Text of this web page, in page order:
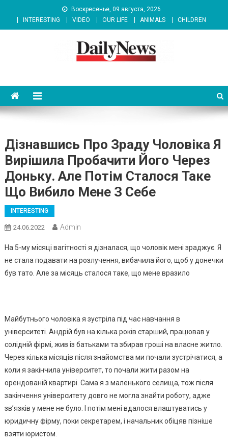
content
Воскресенье, 09 августа, 2026
INTERESTING
VIDEO OUR LIFE ANIMALS CHILDREN
Дізнавшись Про Зраду Чоловіка Я
Вирішила Пробачити Його Через
Доньку. Але Потім Сталося Таке
Що Вибило Мене З Себе
INTERESTING
24.06.2022 Admin
На 5-му місяці вагітності я дізналася, що чоловік мені зраджує. Я
не стала подавати на розлучення, вибачила його, щоб у донечки
був тато. Але за місяць сталося таке, що мене вразило
Майбутнього чоловіка я зустріла під час навчання в
університеті. Андрій був на кілька років старший, працював у
солідній фірмі, жив із батьками та збирав гроші на власне житло.
Через кілька місяців після знайомства ми почали зустрічатися, а
коли я закінчила університет, то почали жити разом на
орендованій квартирі. Сама я з маленького селища, тож після
закінчення університету довго не могла знайти роботу, адже
зв’язків у мене не було. І потім мені вдалося влаштуватись у
юридичну фірму, поки секретарем, і начальник обіцяв пізніше
взяти юристом.